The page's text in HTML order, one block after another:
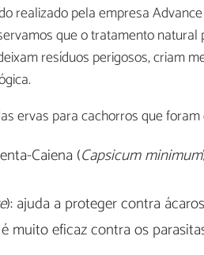
realizado pela empresa
que o tratamento
resíduos perigosos, criam
ervas para cachorros que
Caiena (Capsicum minimum
): ajuda a proteger contra
muito eficaz contra os